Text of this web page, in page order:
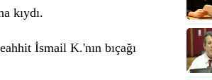
kıydı.
İsmail K.'nın bıçağı